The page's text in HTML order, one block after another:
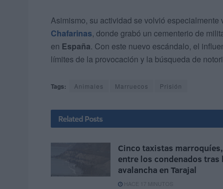
Asimismo, su actividad se volvió
Chafarinas, donde grabó un cementerio de
en España. Con este nuevo escándalo, el
límites de la provocación y la búsqueda de
Tags: Animales Marruecos Prisión
Related Posts
Cinco taxistas marroquíes,
entre los condenados tras
avalancha en Tarajal
HACE 17 MINUTOS